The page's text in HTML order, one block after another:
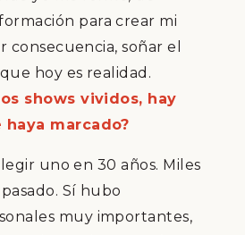
ón para crear mi
consecuencia, soñar el
hoy es realidad .
shows vividos, hay
marcado?
uno en 30 años. Miles
Sí hubo
muy importantes,